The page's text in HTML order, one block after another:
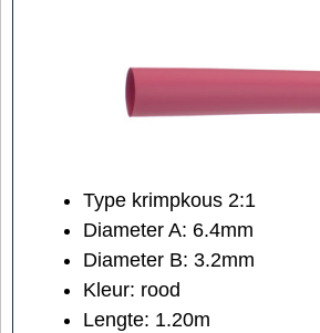
Type krimpkous 2:1
Diameter A: 6.4mm
Diameter B: 3.2mm
Kleur: rood
Lengte: 1.20m